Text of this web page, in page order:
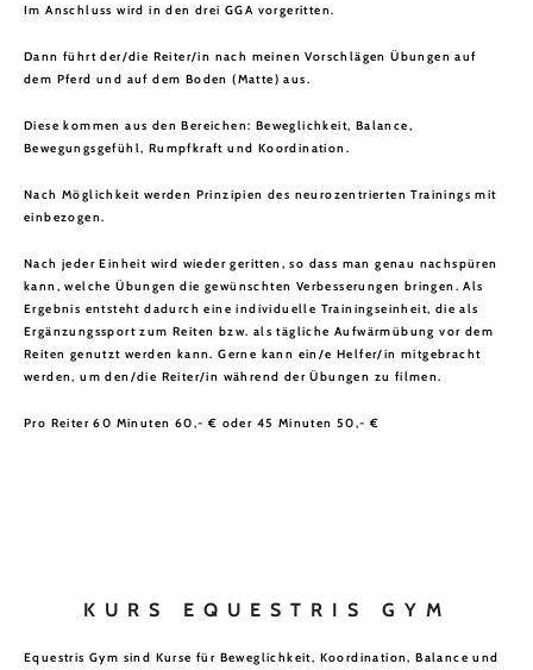
Im Anschluss wird in den drei GGA vorgeritten.
Dann führt der/die Reiter/in nach meinen Vorschlägen Übungen auf
dem Pferd und auf dem Boden (Matte) aus.
Diese kommen aus den Bereichen: Beweglichkeit, Balance,
Bewegungsgefühl, Rumpfkraft und Koordination.
Nach Möglichkeit werden Prinzipien des neurozentrierten Trainings mit
einbezogen.
Nach jeder Einheit wird wieder geritten, so dass man genau nachspüren
kann, welche Übungen die gewünschten Verbesserungen bringen. Als
Ergebnis entsteht dadurch eine individuelle Trainingseinheit, die als
Ergänzungssport zum Reiten bzw. als tägliche Aufwärmübung vor dem
Reiten genutzt werden kann. Gerne kann ein/e Helfer/in mitgebracht
werden, um den/die Reiter/in während der Übungen zu filmen.
Pro Reiter 60 Minuten 60,- € oder 45 Minuten 50,- €
KURS EQUESTRIS GYM
Equestris Gym sind Kurse für Beweglichkeit, Koordination, Balance und